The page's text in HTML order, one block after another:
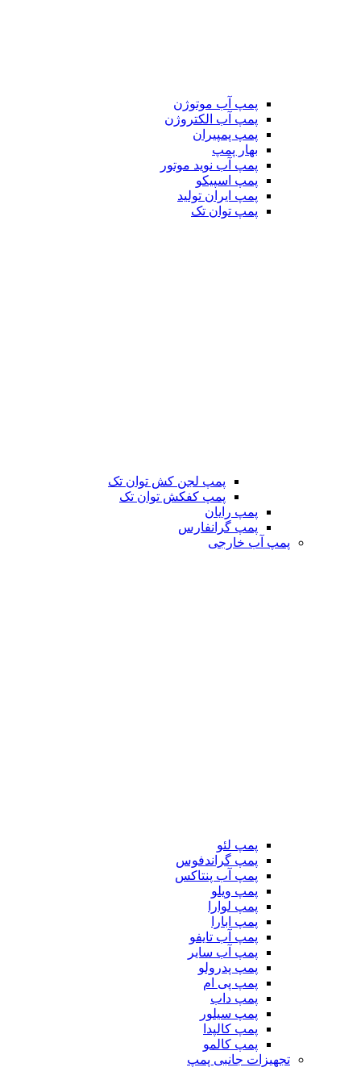
پمپ آب موتوژن
پمپ آب الکتروژن
پمپ پمپیران
بهار پمپ
پمپ آب نوید موتور
پمپ اسپیکو
پمپ ایران تولید
پمپ توان تک
پمپ لجن کش توان تک
پمپ کفکش توان تک
پمپ رایان
پمپ گرانفارس
پمپ آب خارجی
پمپ لئو
پمپ گراندفوس
پمپ آب پنتاکس
پمپ ویلو
پمپ لوارا
پمپ ابارا
پمپ آب تایفو
پمپ آب سایر
پمپ پدرولو
پمپ پی ام
پمپ داب
پمپ سیلور
پمپ کالپدا
پمپ کالمو
تجهیزات جانبی پمپ